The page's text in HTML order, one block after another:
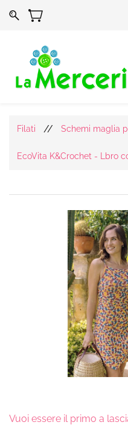
Filati // Schemi maglia
EcoVita K&Crochet - Lbro
Vuoi essere il primo a